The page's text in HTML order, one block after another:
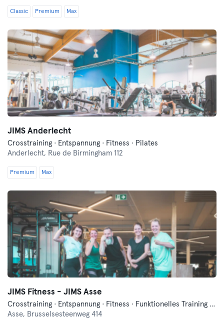
Classic Premium Max
JIMS Anderlecht
Crosstraining · Entspannung · Fitness · Pilates
Anderlecht, Rue de Birmingham 112
Premium Max
JIMS Fitness - JIMS Asse
Crosstraining · Entspannung · Fitness · Funktionelles Training · Pilates · Tanzen
Asse, Brusselsesteenweg 414